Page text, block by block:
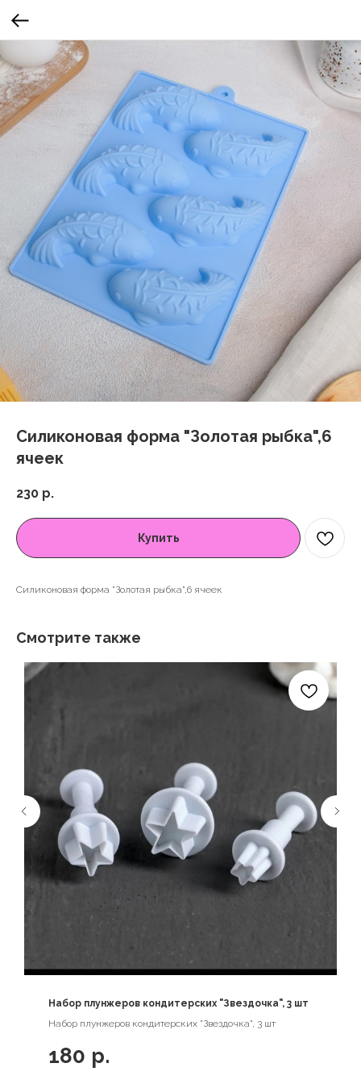
Силиконовая форма "Золотая рыбка",6
ячеек
230 р.
Купить
Силиконовая форма "Золотая рыбка",6 ячеек
Смотрите также
Набор плунжеров кондитерских "Звездочка", 3 шт
Набор плунжеров кондитерских "Звездочка", 3 шт
180 р.